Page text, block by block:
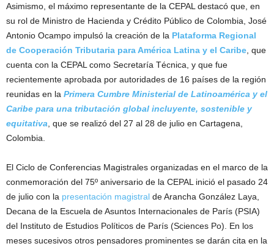
Asimismo, el máximo representante de la CEPAL destacó que, en
su rol de Ministro de Hacienda y Crédito Público de Colombia, José
Antonio Ocampo impulsó la creación de la Plataforma Regional
de Cooperación Tributaria para América Latina y el Caribe , que
cuenta con la CEPAL como Secretaría Técnica, y que fue
recientemente aprobada por autoridades de 16 países de la región
reunidas en la Primera Cumbre Ministerial de Latinoamérica y el
Caribe para una tributación global incluyente, sostenible y
equitativa , que se realizó del 27 al 28 de julio en Cartagena,
Colombia.
El Ciclo de Conferencias Magistrales organizadas en el marco de la
conmemoración del 75º aniversario de la CEPAL inició el pasado 24
de julio con la presentación magistral de Arancha González Laya,
Decana de la Escuela de Asuntos Internacionales de París (PSIA)
del Instituto de Estudios Políticos de París (Sciences Po). En los
meses sucesivos otros pensadores prominentes se darán cita en la